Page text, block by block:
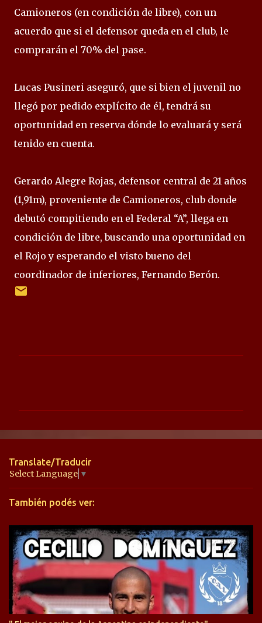
Camioneros (en condición de libre), con un
acuerdo que si el defensor queda en el club, le
comprarán el 70% del pase.
Lucas Pusineri aseguró, que si bien el juvenil no
llegó por pedido explícito de él, tendrá su
oportunidad en reserva dónde lo evaluará y será
tenido en cuenta.
Gerardo Alegre Rojas, defensor central de 21 años
(1,91m), proveniente de Camioneros, club donde
debutó compitiendo en el Federal “A”, llega en
condición de libre, buscando una oportunidad en
el Rojo y esperando el visto bueno del
coordinador de inferiores, Fernando Berón.
n
a
r
i
s
Translate/Traducir
Select Language ▼
También podés ver: